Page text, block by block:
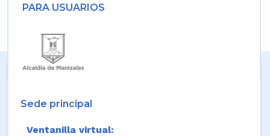
PARA USUARIOS
Sede principal
Ventanilla virtual: